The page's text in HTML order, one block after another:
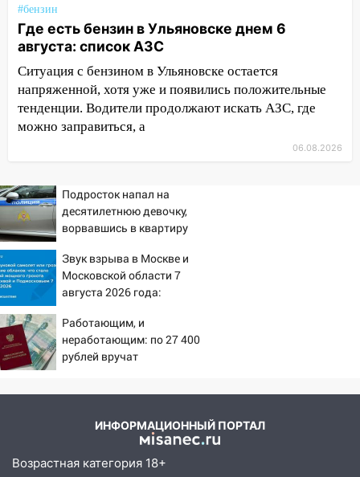
пострадал 38-летний водитель
иномарки
05:00 «Каждая пятая женщина и каждый
второй мужчина в мире сталкиваются с
алопецией»: врач рассказал, чем может
быть вызвано облысение и как с этим
справиться
Гороскоп на 7 августа: пятница
отличные шансы исправить старые
ошибки
06.08.2026
23:20
Прогноз погоды на 7 августа в
Ульяновской области
20:04
Ульяновцев приглашают на забег,
посвящённый Дню воздушного флота
России
19:12
В Ульяновской области
сотрудник
В Ульяновск едут звезды
баскетбола!
#бензин
Где есть бензин в Ульяновске днем 6
августа: список АЗС
Ситуация с бензином в Ульяновске остается
напряженной, хотя уже и появились положительные
тенденции. Водители продолжают искать АЗС, где
можно заправиться, а
06.08.2026
Подросток напал на
десятилетнюю девочку,
ворвавшись в квартиру
Звук взрыва в Москве и
Московской области 7
августа 2026 года:
откуда был громкий
хлопок
Работающим, и
неработающим: по 27 400
рублей вручат
ИНФОРМАЦИОННЫЙ ПОРТАЛ
Возрастная категория 18+